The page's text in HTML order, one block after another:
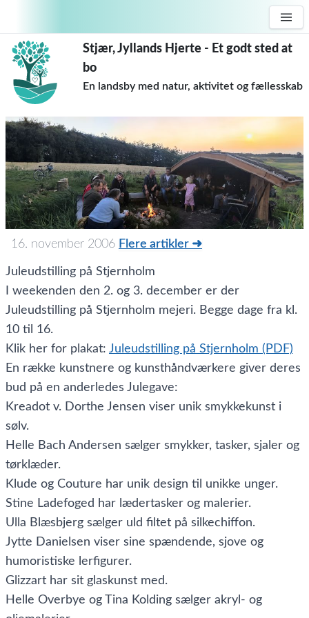
Stjær, Jyllands Hjerte - Et godt sted at
bo
En landsby med natur, aktivitet og fællesskab
16. november 2006 Flere artikler ➜
Juleudstilling på Stjernholm
I weekenden den 2. og 3. december er der
Juleudstilling på Stjernholm mejeri. Begge dage fra kl.
10 til 16.
Klik her for plakat: Juleudstilling på Stjernholm (PDF)
En række kunstnere og kunsthåndværkere giver deres
bud på en anderledes Julegave:
Kreadot v. Dorthe Jensen viser unik smykkekunst i
sølv.
Helle Bach Andersen sælger smykker, tasker, sjaler og
tørklæder.
Klude og Couture har unik design til unikke unger.
Stine Ladefoged har lædertasker og malerier.
Ulla Blæsbjerg sælger uld filtet på silkechiffon.
Jytte Danielsen viser sine spændende, sjove og
humoristiske lerfigurer.
Glizzart har sit glaskunst med.
Helle Overbye og Tina Kolding sælger akryl- og